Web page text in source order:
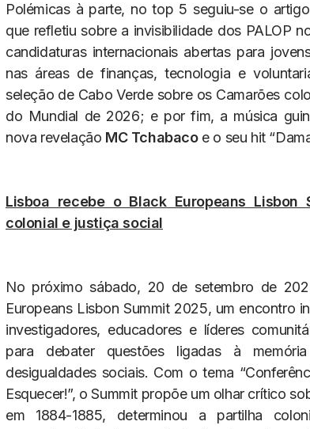
Polémicas à parte, no top 5 seguiu-se o
que refletiu sobre a invisibilidade dos PALOP
candidaturas internacionais abertas para
nas áreas de finanças, tecnologia e
seleção de Cabo Verde sobre os Camarões
do Mundial de 2026; e por fim, a música
nova revelação MC Tchabacoe o seu hit
Lisboa recebe o Black Europeans Lisbon
colonial e justiça social
No próximo sábado, 20 de setembro de
Europeans Lisbon Summit 2025, um encontro
investigadores, educadores e líderes
para debater questões ligadas à
desigualdades sociais. Com o tema
Esquecer!”, o Summit propõe um olhar crítico
em 1884-1885, determinou a partilha